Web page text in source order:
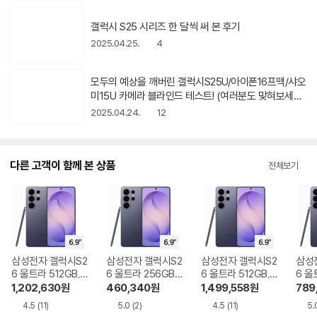
갤럭시 S25 시리즈 한 달씩 써 본 후기
2025.04.25. 4
모두의 예상을 깨버린 갤럭시S25U/아이폰16프맥/샤오
미15U 카메라 블라인드 테스트! (여러분도 맞혀보세요
ㅋㅋ)
2025.04.24. 12
다른 고객이 함께 본 상품 전체보기
삼성전자 갤럭시S2
6 울트라 512GB, S
KT 기기변경 완납
단말할인(공통지원)
1,202,630원
4.5 (11)
삼성전자 갤럭시S2
6 울트라 256GB,
KT 번호이동 완납
단말할인(공통지원)
460,340원
5.0 (2)
삼성전자 갤럭시S2
6 울트라 512GB, S
KT 기기변경 완납
요금할인(선택약정)
1,499,558원
4.5 (11)
삼성
6 울
SKT
단